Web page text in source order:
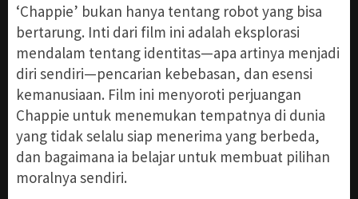
‘Chappie’ bukan hanya tentang robot yang bisa
bertarung. Inti dari film ini adalah eksplorasi
mendalam tentang identitas—apa artinya menjadi
diri sendiri—pencarian kebebasan, dan esensi
kemanusiaan. Film ini menyoroti perjuangan
Chappie untuk menemukan tempatnya di dunia
yang tidak selalu siap menerima yang berbeda,
dan bagaimana ia belajar untuk membuat pilihan
moralnya sendiri.